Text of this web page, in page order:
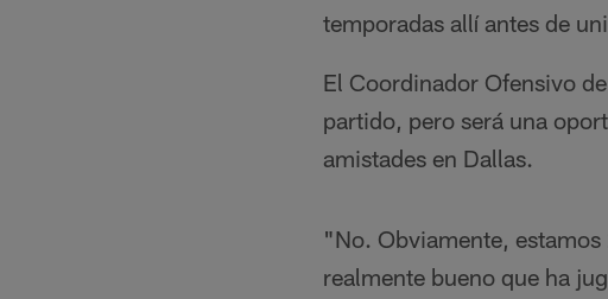
temporadas allí antes de
El Coordinador Ofensivo
partido, pero será una
amistades en Dallas.
"No. Obviamente,
realmente bueno que ha